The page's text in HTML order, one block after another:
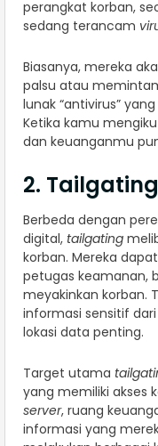
perangkat korban,
sedang terancam
Biasanya, mereka
palsu atau
lunak “antivirus”
Ketika kamu
dan keuanganmu
2. Tailgating
Berbeda dengan
digital, tailgating
korban. Mereka
petugas keamanan,
meyakinkan korban.
informasi sensitif
lokasi data penting.
Target utama
yang memiliki akses
server, ruang
informasi yang